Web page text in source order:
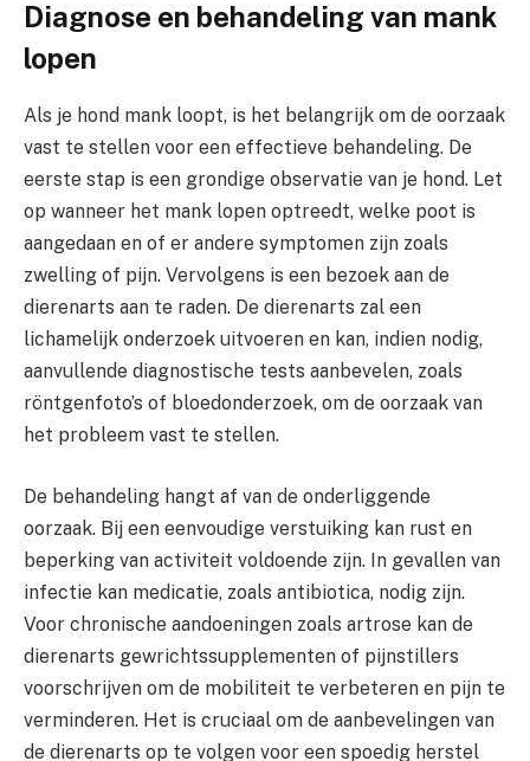
Diagnose en behandeling van mank
lopen
Als je hond mank loopt, is het belangrijk om de oorzaak
vast te stellen voor een effectieve behandeling. De
eerste stap is een grondige observatie van je hond. Let
op wanneer het mank lopen optreedt, welke poot is
aangedaan en of er andere symptomen zijn zoals
zwelling of pijn. Vervolgens is een bezoek aan de
dierenarts aan te raden. De dierenarts zal een
lichamelijk onderzoek uitvoeren en kan, indien nodig,
aanvullende diagnostische tests aanbevelen, zoals
röntgenfoto’s of bloedonderzoek, om de oorzaak van
het probleem vast te stellen.
De behandeling hangt af van de onderliggende
oorzaak. Bij een eenvoudige verstuiking kan rust en
beperking van activiteit voldoende zijn. In gevallen van
infectie kan medicatie, zoals antibiotica, nodig zijn.
Voor chronische aandoeningen zoals artrose kan de
dierenarts gewrichtssupplementen of pijnstillers
voorschrijven om de mobiliteit te verbeteren en pijn te
verminderen. Het is cruciaal om de aanbevelingen van
de dierenarts op te volgen voor een spoedig herstel